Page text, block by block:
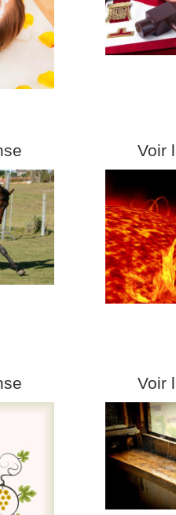
Voir
Voir